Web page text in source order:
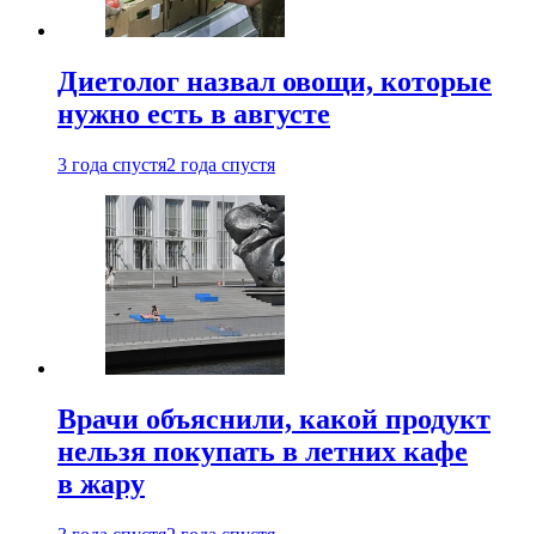
Диетолог назвал овощи, которые
нужно есть в августе
3 года спустя2 года спустя
Врачи объяснили, какой продукт
нельзя покупать в летних кафе
в жару